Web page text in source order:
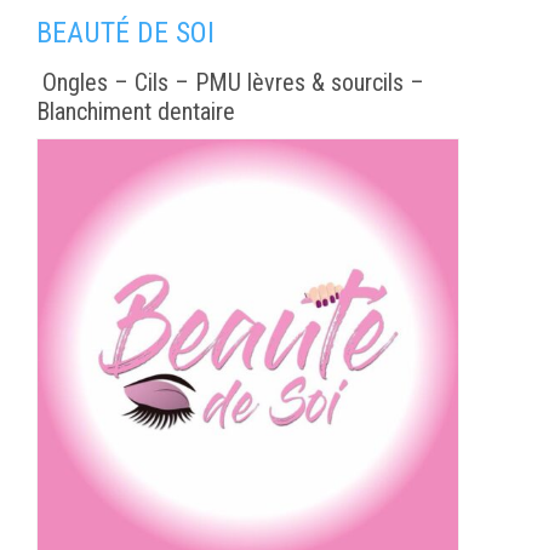
BEAUTÉ DE SOI
Ongles – Cils – PMU lèvres & sourcils –
Blanchiment dentaire